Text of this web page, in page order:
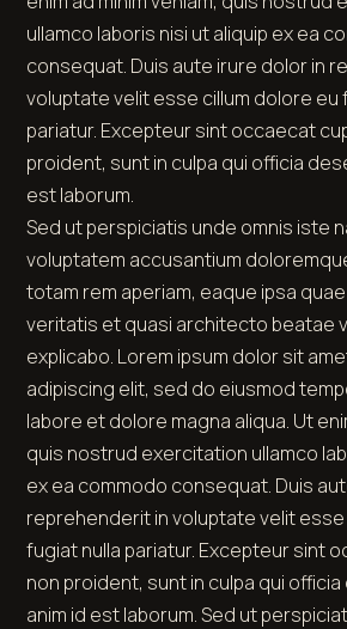
ullamco laboris nisi ut aliquip ex ea
consequat. Duis aute irure dolor in
voluptate velit esse cillum dolore eu
pariatur. Excepteur sint occaecat
proident, sunt in culpa qui officia
est laborum.
Sed ut perspiciatis unde omnis iste
voluptatem accusantium
totam rem aperiam, eaque ipsa
veritatis et quasi architecto beatae
explicabo. Lorem ipsum dolor sit
adipiscing elit, sed do eiusmod
labore et dolore magna aliqua. Ut
quis nostrud exercitation ullamco
ex ea commodo consequat. Duis
reprehenderit in voluptate velit
fugiat nulla pariatur. Excepteur sint
non proident, sunt in culpa qui
anim id est laborum. Sed ut